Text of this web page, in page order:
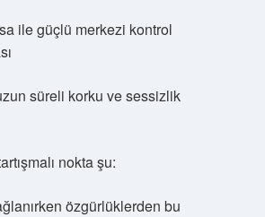
ile güçlü merkezi kontrol
süreli korku ve sessizlik
nokta şu:
özgürlüklerden bu